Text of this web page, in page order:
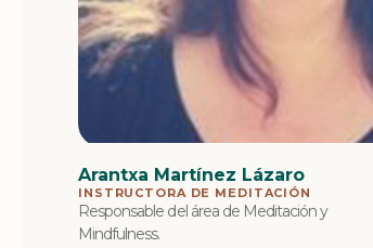
Arantxa Martínez Lázaro
INSTRUCTORA DE MEDITACIÓN
Responsable del área de Meditación y
Mindfulness.